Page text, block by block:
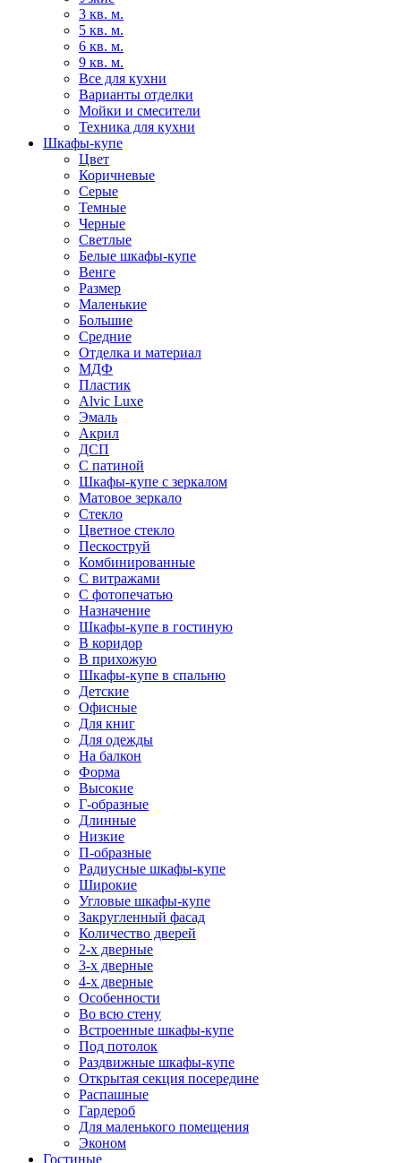
3 кв. м.
5 кв. м.
6 кв. м.
9 кв. м.
Все для кухни
Варианты отделки
Мойки и смесители
Техника для кухни
Шкафы-купе
Цвет
Коричневые
Серые
Темные
Черные
Светлые
Белые шкафы-купе
Венге
Размер
Маленькие
Большие
Средние
Отделка и материал
МДФ
Пластик
Alvic Luxe
Эмаль
Акрил
ДСП
С патиной
Шкафы-купе с зеркалом
Матовое зеркало
Стекло
Цветное стекло
Пескоструй
Комбинированные
С витражами
С фотопечатью
Назначение
Шкафы-купе в гостиную
В коридор
В прихожую
Шкафы-купе в спальню
Детские
Офисные
Для книг
Для одежды
На балкон
Форма
Высокие
Г-образные
Длинные
Низкие
П-образные
Радиусные шкафы-купе
Широкие
Угловые шкафы-купе
Закругленный фасад
Количество дверей
2-х дверные
3-х дверные
4-х дверные
Особенности
Во всю стену
Встроенные шкафы-купе
Под потолок
Раздвижные шкафы-купе
Открытая секция посередине
Распашные
Гардероб
Для маленького помещения
Эконом
Гостиные